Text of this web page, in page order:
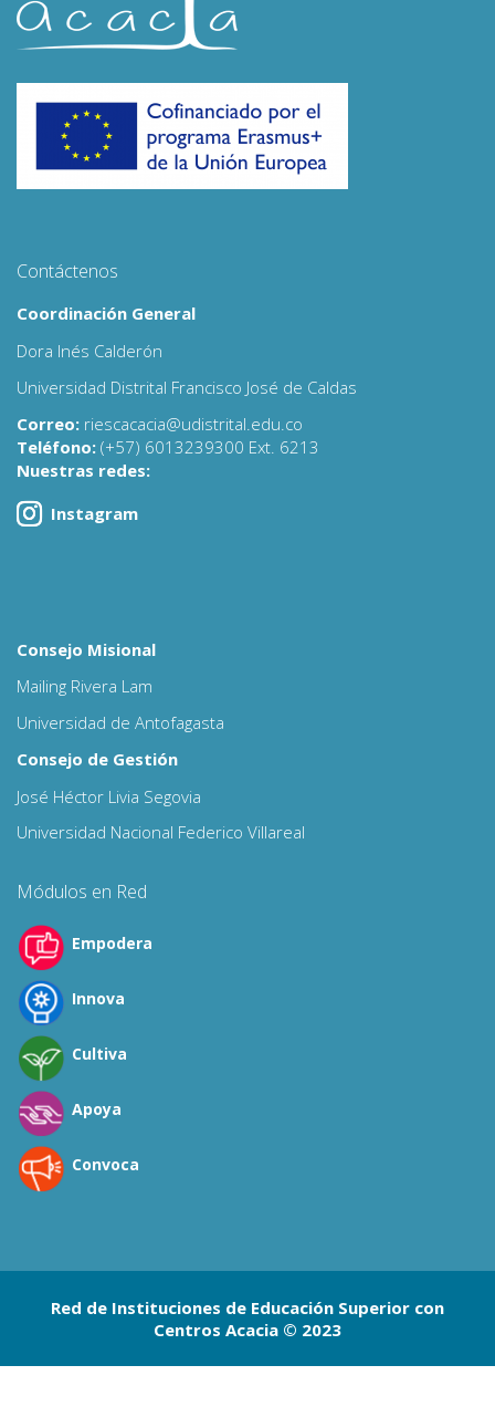
Contáctenos
Coordinación General
Dora Inés Calderón
Universidad Distrital Francisco José de Caldas
Correo: riescacacia@udistrital.edu.co
Teléfono: (+57) 6013239300 Ext. 6213
Nuestras redes:
Instagram
Consejo Misional
Mailing Rivera Lam
Universidad de Antofagasta
Consejo de Gestión
José Héctor Livia Segovia
Universidad Nacional Federico Villareal
Módulos en Red
Empodera
Innova
Cultiva
Apoya
Convoca
Red de Instituciones de Educación Superior con
Centros Acacia © 2023